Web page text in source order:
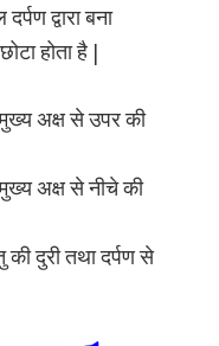
द्वारा बना
होता है |
अक्ष से उपर की
अक्ष से नीचे की
दुरी तथा दर्पण से